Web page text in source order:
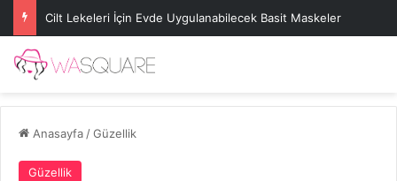
Cilt Lekeleri İçin Evde Uygulanabilecek Basit Maskeler
Anasayfa/Güzellik
Güzellik